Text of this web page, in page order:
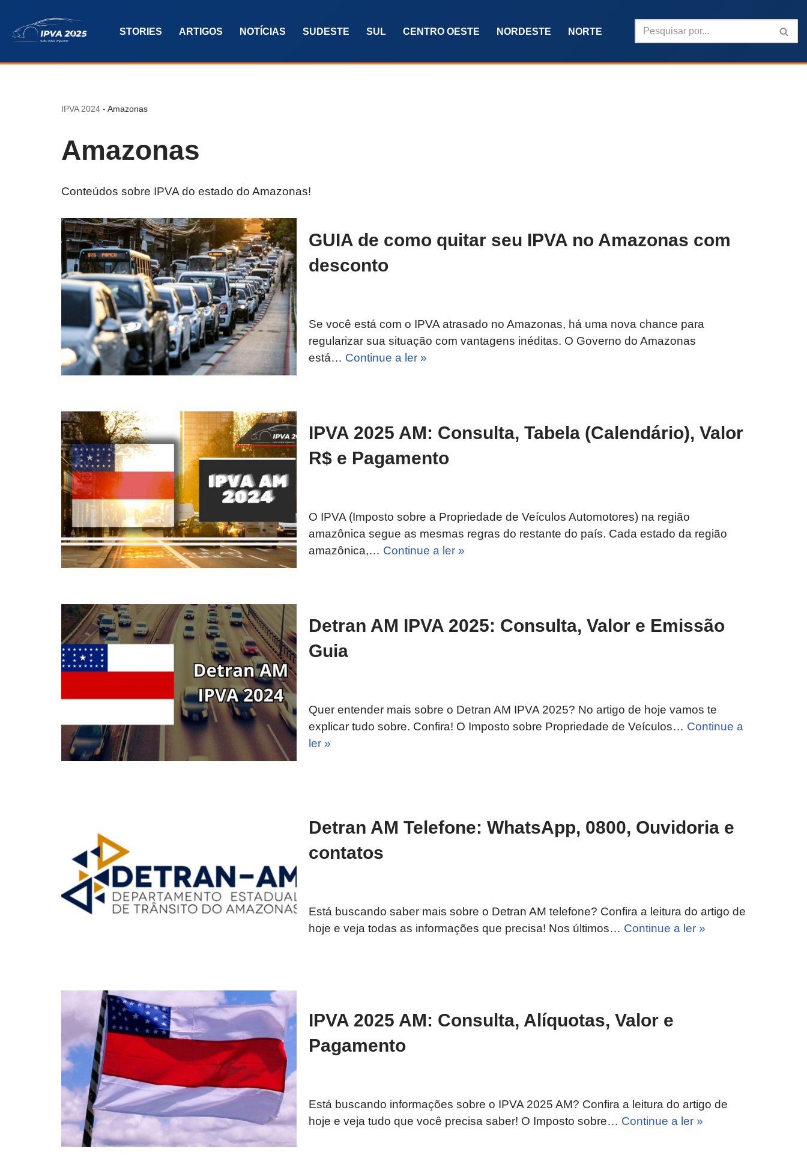
Pular
o
STORIES ARTIGOS NOTÍCIAS SUDESTE SUL CENTRO OESTE NORDESTE NORTE
IPVA 2024 - Amazonas
Amazonas
Conteúdos sobre IPVA do estado do Amazonas!
GUIA de como quitar seu IPVA no Amazonas com
desconto
Se você está com o IPVA atrasado no Amazonas, há uma nova chance para
regularizar sua situação com vantagens inéditas. O Governo do Amazonas
está… Continue a ler »
IPVA 2025 AM: Consulta, Tabela (Calendário), Valor
R$ e Pagamento
O IPVA (Imposto sobre a Propriedade de Veículos Automotores) na região
amazônica segue as mesmas regras do restante do país. Cada estado da região
amazônica,… Continue a ler »
Detran AM IPVA 2025: Consulta, Valor e Emissão
Guia
Quer entender mais sobre o Detran AM IPVA 2025? No artigo de hoje vamos te
explicar tudo sobre. Confira! O Imposto sobre Propriedade de Veículos… Continue a
ler »
Detran AM Telefone: WhatsApp, 0800, Ouvidoria e
contatos
Está buscando saber mais sobre o Detran AM telefone? Confira a leitura do artigo de
hoje e veja todas as informações que precisa! Nos últimos… Continue a ler »
IPVA 2025 AM: Consulta, Alíquotas, Valor e
Pagamento
Está buscando informações sobre o IPVA 2025 AM? Confira a leitura do artigo de
hoje e veja tudo que você precisa saber! O Imposto sobre… Continue a ler »